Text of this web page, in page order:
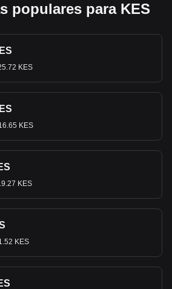
populares para KES
KES
KES
KES
KES